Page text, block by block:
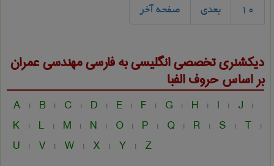
10 بعدی صفحه آخر
دیکشنری تخصصی انگلیسی به فارسیمهندسی عمران
بر اساس حروف الفبا
A | B | C | D | E | F | G | H | I | J |
K | L | M | N | O | P | Q | R | S | T |
U | V | W | X | Y | Z